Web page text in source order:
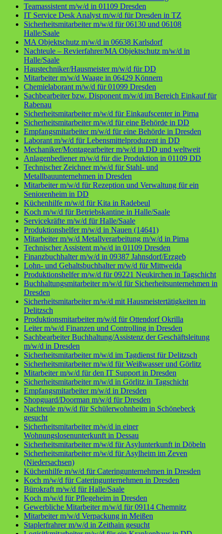
Teamassistent m/w/d in 01109 Dresden
IT Service Desk Analyst m/w/d für Dresden in TZ
Sicherheitsmitarbeiter m/w/d für 06130 und 06108
Halle/Saale
MA Objektschutz m/w/d in 06638 Karlsdorf
Nachteule – Revierfahrer/MA Objektschutz m/w/d in
Halle/Saale
Haustechniker/Hausmeister m/w/d für DD
Mitarbeiter m/w/d Waage in 06429 Könnern
Chemielaborant m/w/d für 01099 Dresden
Sachbearbeiter bzw. Disponent m/w/d im Bereich Einkauf für
Rabenau
Sicherheitsmitarbeiter m/w/d für Einkaufscenter in Pirna
Sicherheitsmitarbeiter m/w/d für eine Behörde in DD
Empfangsmitarbeiter m/w/d für eine Behörde in Dresden
Laborant m/w/d für Lebensmittelproduzent in DD
Mechaniker/Montagearbeiter m/w/d in DD und weltweit
Anlagenbediener m/w/d für die Produktion in 01109 DD
Technischer Zeichner m/w/d für Stahl- und
Metallbauunternehmen in Dresden
Mitarbeiter m/w/d für Rezeption und Verwaltung für ein
Seniorenheim in DD
Küchenhilfe m/w/d für Kita in Radebeul
Koch m/w/d für Betriebskantine in Halle/Saale
Servicekräfte m/w/d für Halle/Saale
Produktionshelfer m/w/d in Nauen (14641)
Mitarbeiter m/w/d Metallverarbeitung m/w/d in Pirna
Technischer Assistent m/w/d in 01109 Dresden
Finanzbuchhalter m/w/d in 09387 Jahnsdorf/Erzgeb
Lohn- und Gehaltsbuchhalter m/w/d für Mittweida
Produktionshelfer m/w/d für 09221 Neukirchen in Tagschicht
Buchhaltungsmitarbeiter m/w/d für Sicherheitsunternehmen in
Dresden
Sicherheitsmitarbeiter m/w/d mit Hausmeistertätigkeiten in
Delitzsch
Produktionsmitarbeiter m/w/d für Ottendorf Okrilla
Leiter m/w/d Finanzen und Controlling in Dresden
Sachbearbeiter Buchhaltung/Assistenz der Geschäftsleitung
m/w/d in Dresden
Sicherheitsmitarbeiter m/w/d im Tagdienst für Delitzsch
Sicherheitsmitarbeiter m/w/d für Weißwasser und Görlitz
Mitarbeiter m/w/d für den IT Support in Dresden
Sicherheitsmitarbeiter m/w/d in Görlitz in Tagschicht
Empfangsmitarbeiter m/w/d in Dresden
Shopguard/Doorman m/w/d für Dresden
Nachteule m/w/d für Schülerwohnheim in Schönebeck
gesucht
Sicherheitsmitarbeiter m/w/d in einer
Wohnungslosenunterkunft in Dessau
Sicherheitsmitarbeiter m/w/d für Asylunterkunft in Döbeln
Sicherheitsmitarbeiter m/w/d für Asylheim im Zeven
(Niedersachsen)
Küchenhilfe m/w/d für Cateringunternehmen in Dresden
Koch m/w/d für Cateringunternehmen in Dresden
Bürokraft m/w/d für Halle/Saale
Koch m/w/d für Pflegeheim in Dresden
Gewerbliche Mitarbeiter m/w/d für 09114 Chemnitz
Mitarbeiter m/w/d Verpackung in Meißen
Staplerfrahrer m/w/d in Zeithain gesucht